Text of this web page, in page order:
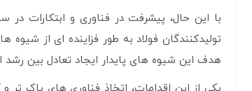
با این حال، پیشرفت در فناوری و
تولیدکنندگان فولاد به طور فزاینده ای از شیوه
هدف این شیوه های پایدار ایجاد تعادل بین